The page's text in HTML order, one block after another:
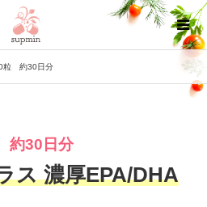
粒 約30日分
約30日分
ス 濃厚EPA/DHA